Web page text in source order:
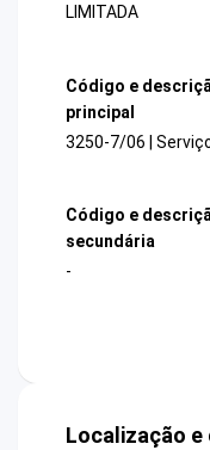
LIMITADA
Código e
principal
3250-7/06 |
Código e
secundária
-
Localização